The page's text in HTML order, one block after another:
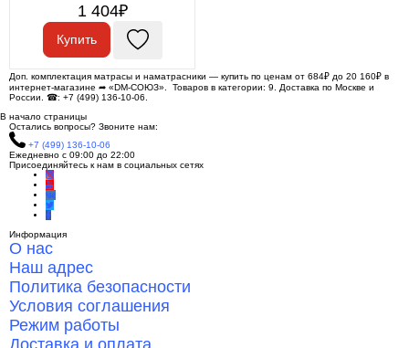
1 404₽
Купить
Доп. комплектация матрасы и наматрасники — купить по ценам от 684₽ до 20 160₽ в
интернет-магазине ➦ «DM-СОЮЗ». Товаров в категории: 9. Доставка по Москве и
России. ☎: +7 (499) 136-10-06.
В начало страницы
Остались вопросы? Звоните нам:
+7 (499) 136-10-06
Ежедневно с 09:00 до 22:00
Присоединяйтесь к нам в социальных сетях
Информация
О нас
Наш адрес
Политика безопасности
Условия соглашения
Режим работы
Доставка и оплата